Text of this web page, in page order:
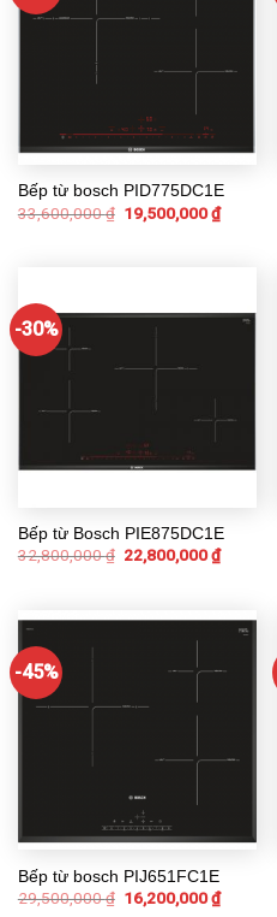
Bếp từ bosch PID775DC1E
33,600,000₫ 19,500,000₫
-30%
Bếp từ Bosch PIE875DC1E
32,800,000₫ 22,800,000₫
-45%
Bếp từ bosch PIJ651FC1E
29,500,000₫ 16,200,000₫